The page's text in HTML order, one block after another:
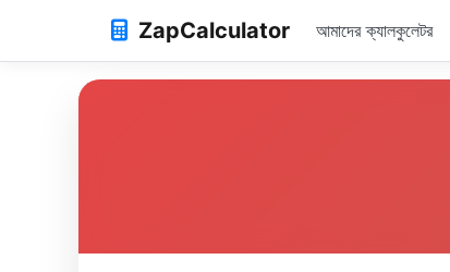
ZapCalculator আমাদের ক্যালকুলেটর